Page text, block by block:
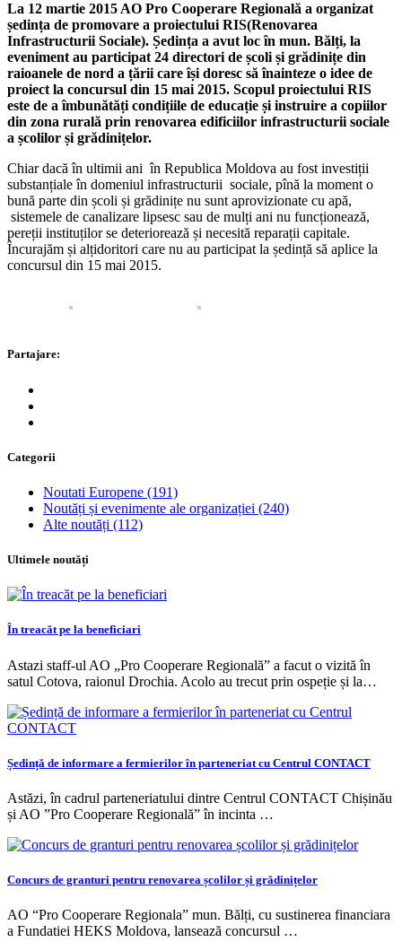
La 12 martie 2015 AO Pro Cooperare Regională a organizat
ședința de promovare a proiectului RIS(Renovarea
Infrastructurii Sociale). Ședința a avut loc în mun. Bălți, la
eveniment au participat 24 directori de școli și grădinițe din
raioanele de nord a țării care își doresc să înainteze o idee de
proiect la concursul din 15 mai 2015. Scopul proiectului RIS
este de a îmbunătăți condițiile de educație și instruire a copiilor
din zona rurală prin renovarea edificiilor infrastructurii sociale
a școlilor și grădinițelor.
Chiar dacă în ultimii ani în Republica Moldova au fost investiții
substanțiale în domeniul infrastructurii sociale, pînă la moment o
bună parte din școli și grădinițe nu sunt aprovizionate cu apă,
sistemele de canalizare lipsesc sau de mulți ani nu funcționează,
pereții instituților se deteriorează și necesită reparații capitale.
Încurajăm și alțidoritori care nu au participat la ședință să aplice la
concursul din 15 mai 2015.
Partajare:
Categorii
Noutati Europene (191)
Noutăți și evenimente ale organizației (240)
Alte noutăți (112)
Ultimele noutăți
În treacăt pe la beneficiari
Astazi staff-ul AO „Pro Cooperare Regională” a facut o vizită în
satul Cotova, raionul Drochia. Acolo au trecut prin ospeție și la…
Ședință de informare a fermierilor în parteneriat cu Centrul CONTACT
Astăzi, în cadrul parteneriatului dintre Centrul CONTACT Chișinău
și AO ”Pro Cooperare Regională” în incinta …
Concurs de granturi pentru renovarea școlilor și grădinițelor
AO “Pro Cooperare Regionala” mun. Bălți, cu sustinerea financiara
a Fundatiei HEKS Moldova, lansează concursul …